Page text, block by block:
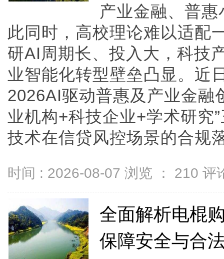
产业金融、普
此同时，高校理论难以适配
研AI周期长、投入大，科技
业智能化转型壁垒凸显。近
2026AI驱动普惠及产业金融
业机构+科技企业+学术研究
技术在信贷风控场景的合规
时间 : 2026-08-07 浏览 ： 210 评
全面解析电棍
保障安全与合